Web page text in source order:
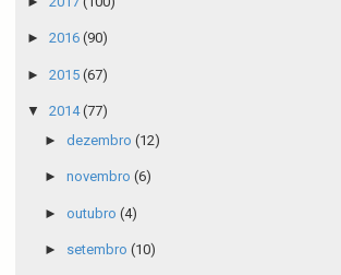
► 2016 (90)
► 2015 (67)
▼ 2014(77)
► dezembro (12)
► novembro (6)
► outubro (4)
► setembro (10)